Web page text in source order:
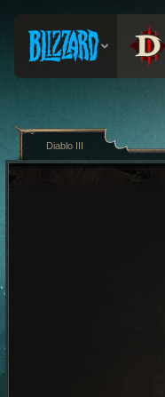
Diablo III